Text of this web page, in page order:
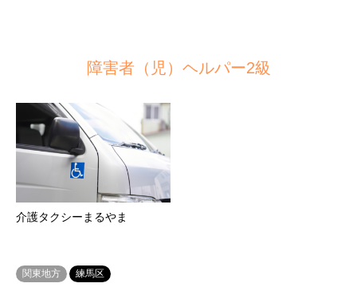
障害者（児）ヘルパー2級
介護タクシーまるやま
関東地方 練馬区